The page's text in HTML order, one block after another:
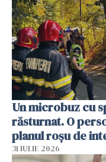
Un microbuz cu
răsturnat. O
planul roșu de
31 IULIE 2026